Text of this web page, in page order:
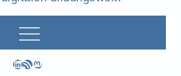
LinkedIn
RSS-FeedMastodon